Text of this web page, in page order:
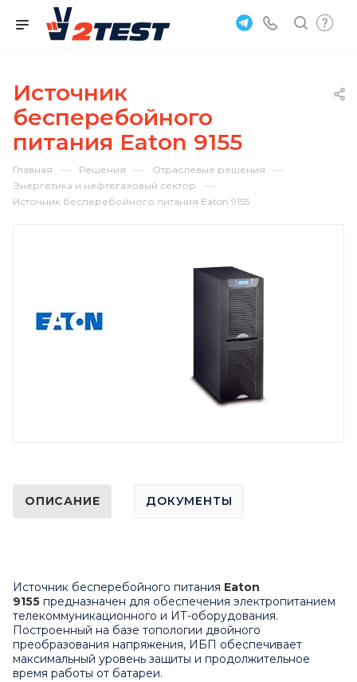
Источник
бесперебойного
питания Eaton 9155
Главная — Решения — Отраслевые решения —
Энергетика и нефтегазовый сектор —
Источник бесперебойного питания Eaton 9155
ОПИСАНИЕ ДОКУМЕНТЫ
Источник бесперебойного питания Eaton
9155 предназначен для обеспечения электропитанием
телекоммуникационного и ИТ-оборудования.
Построенный на базе топологии двойного
преобразования напряжения, ИБП обеспечивает
максимальный уровень защиты и продолжительное
время работы от батареи.